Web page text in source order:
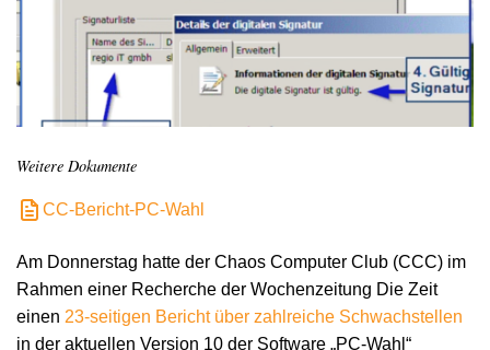
Weitere Dokumente
CC-Bericht-PC-Wahl
Am Donnerstag hatte der Chaos Computer Club (CCC) im
Rahmen einer Recherche der Wochenzeitung Die Zeit
einen 23-seitigen Bericht über zahlreiche Schwachstellen
in der aktuellen Version 10 der Software „PC-Wahl“